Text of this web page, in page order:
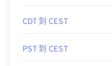
CDT 到 CEST
PST 到 CEST